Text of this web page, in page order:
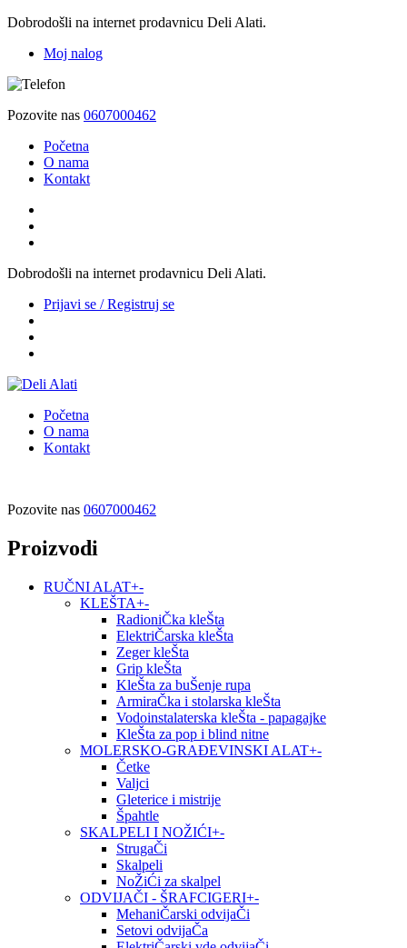
Dobrodošli na internet prodavnicu Deli Alati.
Moj nalog
Pozovite nas 0607000462
Početna
O nama
Kontakt
Dobrodošli na internet prodavnicu Deli Alati.
Prijavi se / Registruj se
Početna
O nama
Kontakt
Pozovite nas 0607000462
Proizvodi
RUČNI ALAT+-
KLEŠTA+-
RadioniČka kleŠta
ElektriČarska kleŠta
Zeger kleŠta
Grip kleŠta
KleŠta za buŠenje rupa
ArmiraČka i stolarska kleŠta
Vodoinstalaterska kleŠta - papagajke
KleŠta za pop i blind nitne
MOLERSKO-GRAĐEVINSKI ALAT+-
Četke
Valjci
Gleterice i mistrije
Špahtle
SKALPELI I NOŽIĆI+-
StrugaČi
Skalpeli
NoŽiĆi za skalpel
ODVIJAČI - ŠRAFCIGERI+-
MehaniČarski odvijaČi
Setovi odvijaČa